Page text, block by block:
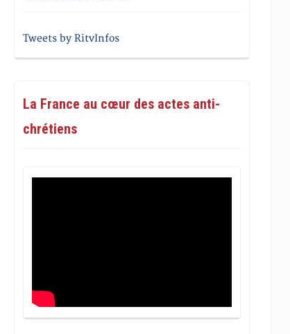
Tweets by RitvInfos
La France au cœur des actes anti-
chrétiens